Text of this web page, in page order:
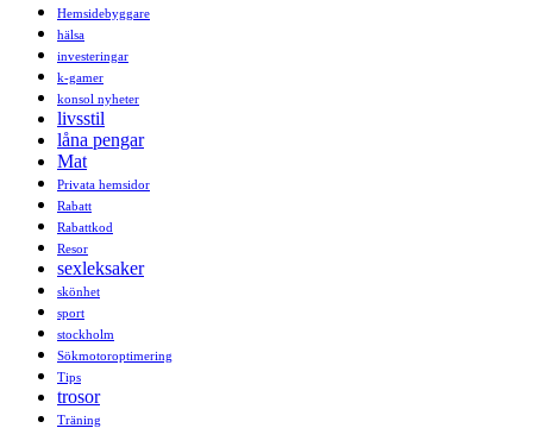
Hemsidebyggare
hälsa
investeringar
k-gamer
konsol nyheter
livsstil
låna pengar
Mat
Privata hemsidor
Rabatt
Rabattkod
Resor
sexleksaker
skönhet
sport
stockholm
Sökmotoroptimering
Tips
trosor
Träning